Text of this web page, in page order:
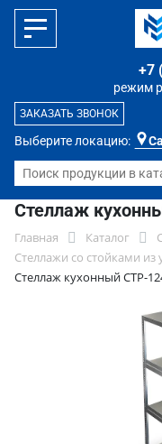
Выберите локацию:
режим
+7
ЗАКАЗАТЬ ЗВОНОК
Стеллаж
Главная Каталог
Стеллажи со стойками из
Стеллаж кухонный СТР-